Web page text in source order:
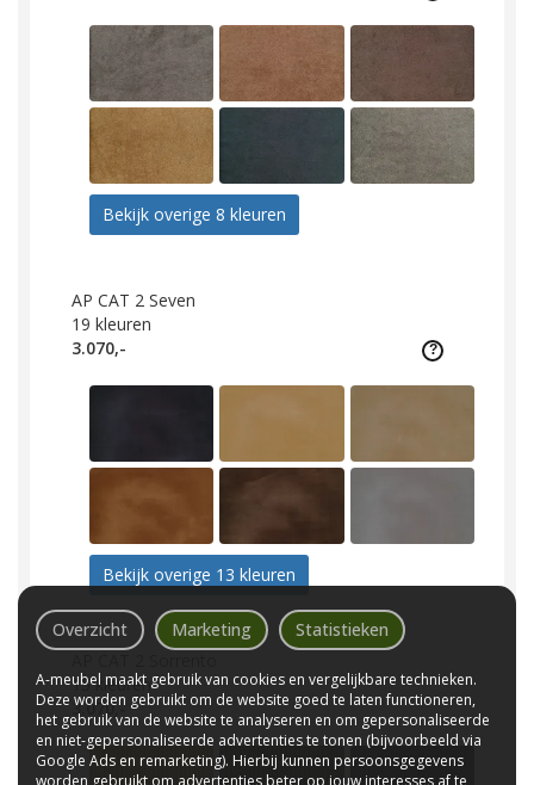
Bekijk overige 8 kleuren
AP CAT 2 Seven
19 kleuren
3.070,-
Bekijk overige 13 kleuren
15 kleuren
3.070,-
Overzicht Marketing Statistieken
A-meubel maakt gebruik van cookies en vergelijkbare technieken.
Deze worden gebruikt om de website goed te laten functioneren,
het gebruik van de website te analyseren en om gepersonaliseerde
en niet-gepersonaliseerde advertenties te tonen (bijvoorbeeld via
Google Ads en remarketing). Hierbij kunnen persoonsgegevens
worden gebruikt om advertenties beter op jouw interesses af te